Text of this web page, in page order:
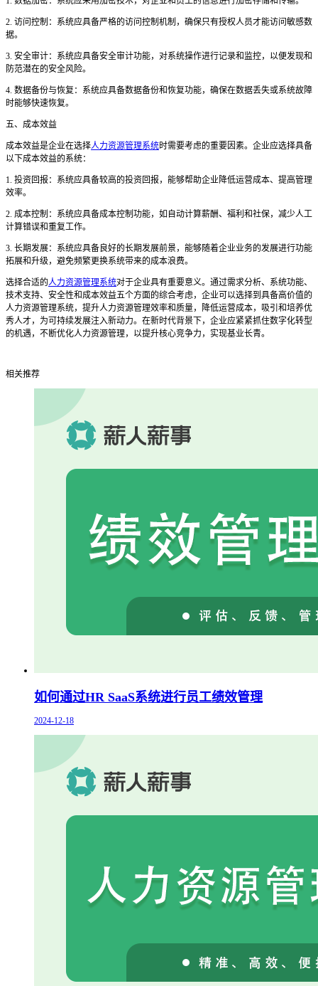
2. 访问控制：系统应具备严格的访问控制机制，确保只有授权人员才能访问敏感数
据。
3. 安全审计：系统应具备安全审计功能，对系统操作进行记录和监控，以便发现和
防范潜在的安全风险。
4. 数据备份与恢复：系统应具备数据备份和恢复功能，确保在数据丢失或系统故障
时能够快速恢复。
五、成本效益
成本效益是企业在选择人力资源管理系统时需要考虑的重要因素。企业应选择具备
以下成本效益的系统：
1. 投资回报：系统应具备较高的投资回报，能够帮助企业降低运营成本、提高管理
效率。
2. 成本控制：系统应具备成本控制功能，如自动计算薪酬、福利和社保，减少人工
计算错误和重复工作。
3. 长期发展：系统应具备良好的长期发展前景，能够随着企业业务的发展进行功能
拓展和升级，避免频繁更换系统带来的成本浪费。
选择合适的人力资源管理系统对于企业具有重要意义。通过需求分析、系统功能、
技术支持、安全性和成本效益五个方面的综合考虑，企业可以选择到具备高价值的
人力资源管理系统，提升人力资源管理效率和质量，降低运营成本，吸引和培养优
秀人才，为可持续发展注入新动力。在新时代背景下，企业应紧紧抓住数字化转型
的机遇，不断优化人力资源管理，以提升核心竞争力，实现基业长青。
相关推荐
如何通过HR SaaS系统进行员工绩效管理
2024-12-18